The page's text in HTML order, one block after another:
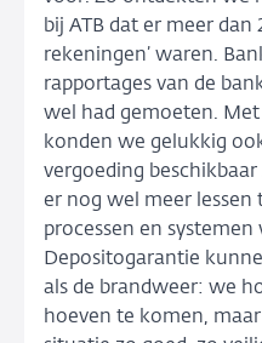
bij ATB dat er meer dan
rekeningen’ waren.
rapportages van de
wel had gemoeten.
konden we gelukkig
vergoeding
er nog wel meer
processen en systemen
Depositogarantie
als de brandweer: we
hoeven te komen,